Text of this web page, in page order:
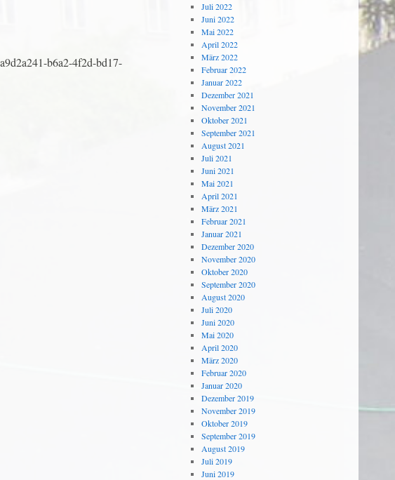
b6a2-4f2d-bd17-
Juli 2022
Juni 2022
Mai 2022
April 2022
März 2022
Februar 2022
Januar 2022
Dezember 2021
November 2021
Oktober 2021
September 2021
August 2021
Juli 2021
Juni 2021
Mai 2021
April 2021
März 2021
Februar 2021
Januar 2021
Dezember 2020
November 2020
Oktober 2020
September 2020
August 2020
Juli 2020
Juni 2020
Mai 2020
April 2020
März 2020
Februar 2020
Januar 2020
Dezember 2019
November 2019
Oktober 2019
September 2019
August 2019
Juli 2019
Juni 2019